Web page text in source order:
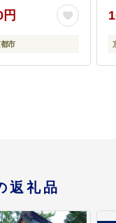
楽第 純米大吟醸
純米 古都 純米
送料無料 ふる
市
返礼品